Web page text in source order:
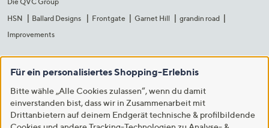
HSN
Ballard Designs Frontgate Garnet Hill
grandin road
Improvements
Für ein personalisiertes Shopping-Erlebnis
Bitte wähle „Alle Cookies zulassen“, wenn du damit
einverstanden bist, dass wir in Zusammenarbeit mit
Drittanbietern auf deinem Endgerät technische & profilbildende